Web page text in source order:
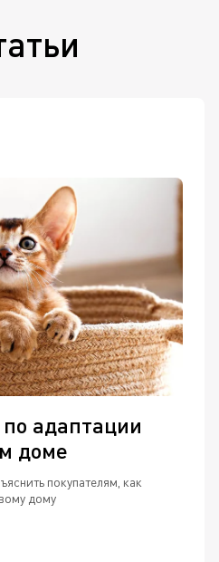
адаптации
доме
покупателям, как
дому